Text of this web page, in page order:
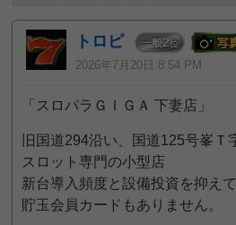
トロピ 一般2位
2026年7月20日 8:54 PM
「スロパラＧＩＧＡ 下妻店」
旧国道294沿い、国道125号峯Ｔ
スロット専門の小型店
新台導入頻度と設備投資を抑えて
貯玉会員カードもありません。